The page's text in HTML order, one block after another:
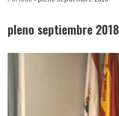
pleno septiembre 2018